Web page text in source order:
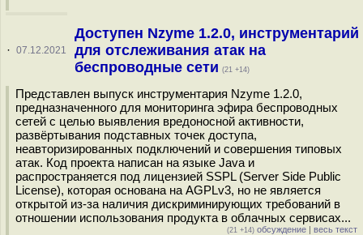
· 07.12.2021
Доступен Nzyme 1.2.0, инструментарий
для отслеживания атак на
беспроводные сети (21 +14)
Представлен выпуск инструментария Nzyme 1.2.0,
предназначенного для мониторинга эфира беспроводных
сетей с целью выявления вредоносной активности,
развёртывания подставных точек доступа,
неавторизированных подключений и совершения типовых
атак. Код проекта написан на языке Java и
распространяется под лицензией SSPL (Server Side Public
License), которая основана на AGPLv3, но не является
открытой из-за наличия дискриминирующих требований в
отношении использования продукта в облачных сервисах...
(21 +14) обсуждение | весь текст